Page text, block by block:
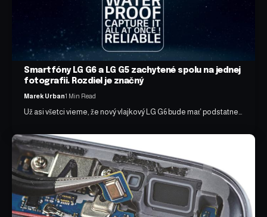
Smartfóny LG G6 a LG G5 zachytené spolu na jednej
fotografii. Rozdiel je značný
Marek Urban1 Min Read
Už asi všetci vieme, že nový vlajkový LG G6 bude mať podstatne…